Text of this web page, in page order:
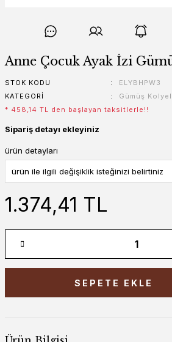
Anne Çocuk Ayak İzi
STOK KODU
ELYBHPW3
KATEGORI
Gümüş
* 458,14 TL den başlayan taksitlerle!!
Sipariş detayı ekleyiniz
ürün detayları
1.374,41 TL
SEPETE EKLE